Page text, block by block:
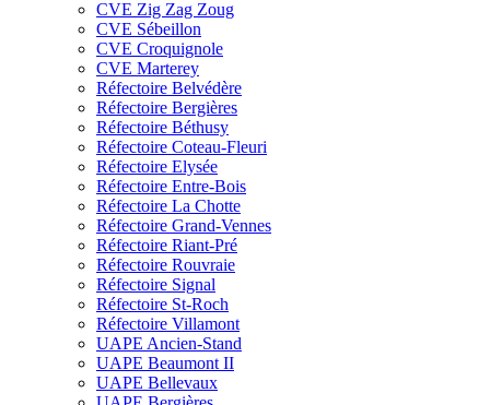
CVE Zig Zag Zoug
CVE Sébeillon
CVE Croquignole
CVE Marterey
Réfectoire Belvédère
Réfectoire Bergières
Réfectoire Béthusy
Réfectoire Coteau-Fleuri
Réfectoire Elysée
Réfectoire Entre-Bois
Réfectoire La Chotte
Réfectoire Grand-Vennes
Réfectoire Riant-Pré
Réfectoire Rouvraie
Réfectoire Signal
Réfectoire St-Roch
Réfectoire Villamont
UAPE Ancien-Stand
UAPE Beaumont II
UAPE Bellevaux